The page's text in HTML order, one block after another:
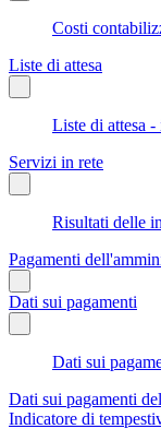
Costi
Liste di attesa
Liste di attesa
Servizi in rete
Risultati delle
Pagamenti
Dati sui pagamenti
Dati sui
Dati sui pagamenti
Indicatore di